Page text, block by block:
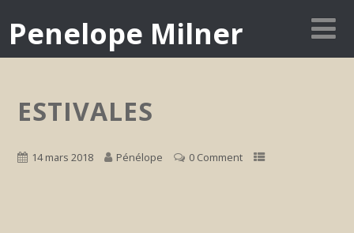
Penelope Milner
ESTIVALES
14 mars 2018 Pénélope 0 Comment